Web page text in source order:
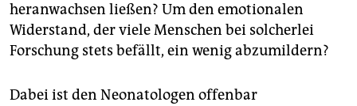
heranwachsen ließen? Um den emotionalen
Widerstand, der viele Menschen bei solcherlei
Forschung stets befällt, ein wenig abzumildern?
Dabei ist den Neonatologen offenbar